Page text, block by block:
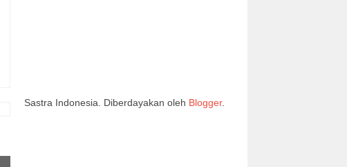
Sastra Indonesia. Diberdayakan oleh Blogger.